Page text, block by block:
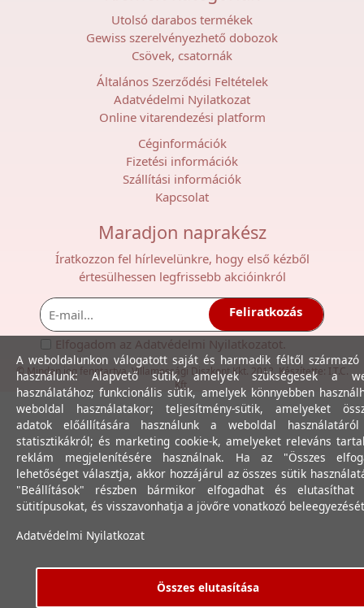
Utolsó darabos termékek
Gewiss szerelvényezhető dobozok
Csövek, csatornák
Általános Szerződési Feltételek
Adatvédelmi Nyilatkozat
Online vitarendezési platform
Céginformációk
Fizetési információk
Szállítási információk
Kapcsolat
Maradjon naprakész
Íratkozzon fel hírlevelünkre, hogy első kézből
értesülhessen legfrissebb akcióinkról
Feliratkozás
Elfogadom az Adatvédelmi Nyilatkozatot.
© Minden jog fenntartva. Villamossági Diszkont Kkt. 2012. Készítette: I.T.C.
Kft.
A weboldalunkon válogatott saját és harmadik féltől származó
használunk: Alapvető sütik, amelyek szükségesek a
használatához; funkcionális sütik, amelyek könnyebben
weboldal használatakor; teljesítmény-sütik, amelyeket
adatok előállítására használunk a weboldal
statisztikákról; és marketing cookie-k, amelyeket releváns
reklám megjelenítésére használnak. Ha az "Összes
lehetőséget választja, akkor hozzájárul az összes sütik
"Beállítások" részben bármikor elfogadhat és elutasíthat
sütitípusokat, és visszavonhatja a jövőre vonatkozó
Adatvédelmi Nyilatkozat
Összes elutasítása